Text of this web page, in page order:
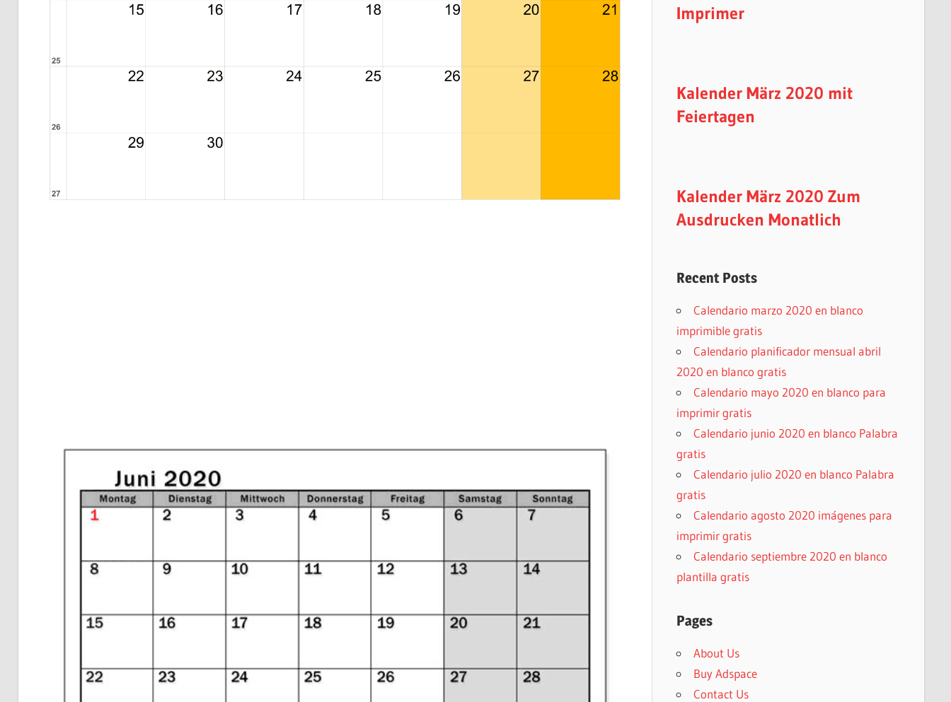
Imprimer
Kalender März 2020 mit
Feiertagen
Kalender März 2020 Zum
Ausdrucken Monatlich
Recent Posts
Calendario marzo 2020 en blanco
imprimible gratis
Calendario planificador mensual abril
2020 en blanco gratis
Calendario mayo 2020 en blanco para
imprimir gratis
Calendario junio 2020 en blanco Palabra
gratis
Calendario julio 2020 en blanco Palabra
gratis
Calendario agosto 2020 imágenes para
imprimir gratis
Calendario septiembre 2020 en blanco
plantilla gratis
Pages
About Us
Buy Adspace
Contact Us